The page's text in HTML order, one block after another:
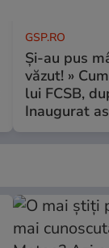
GSP.RO
Și-au pus
văzut! »
lui FCSB,
Inaugurat